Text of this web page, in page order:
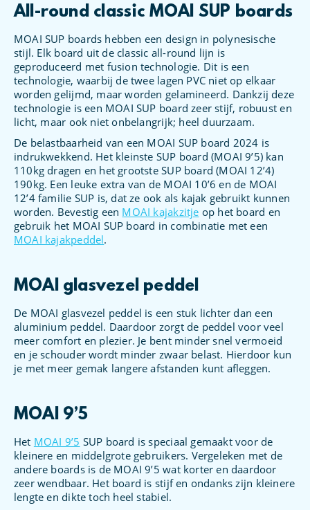
All-round classic MOAI SUP boards
MOAI SUP boards hebben een design in polynesische
stijl. Elk board uit de classic all-round lijn is
geproduceerd met fusion technologie. Dit is een
technologie, waarbij de twee lagen PVC niet op elkaar
worden gelijmd, maar worden gelamineerd. Dankzij deze
technologie is een MOAI SUP board zeer stijf, robuust en
licht, maar ook niet onbelangrijk; heel duurzaam.
De belastbaarheid van een MOAI SUP board 2024 is
indrukwekkend. Het kleinste SUP board (MOAI 9’5) kan
110kg dragen en het grootste SUP board (MOAI 12’4)
190kg. Een leuke extra van de MOAI 10’6 en de MOAI
12’4 familie SUP is, dat ze ook als kajak gebruikt kunnen
worden. Bevestig een MOAI kajakzitje op het board en
gebruik het MOAI SUP board in combinatie met een
MOAI kajakpeddel.
MOAI glasvezel peddel
De MOAI glasvezel peddel is een stuk lichter dan een
aluminium peddel. Daardoor zorgt de peddel voor veel
meer comfort en plezier. Je bent minder snel vermoeid
en je schouder wordt minder zwaar belast. Hierdoor kun
je met meer gemak langere afstanden kunt afleggen.
MOAI 9’5
Het MOAI 9’5 SUP board is speciaal gemaakt voor de
kleinere en middelgrote gebruikers. Vergeleken met de
andere boards is de MOAI 9’5 wat korter en daardoor
zeer wendbaar. Het board is stijf en ondanks zijn kleinere
lengte en dikte toch heel stabiel.